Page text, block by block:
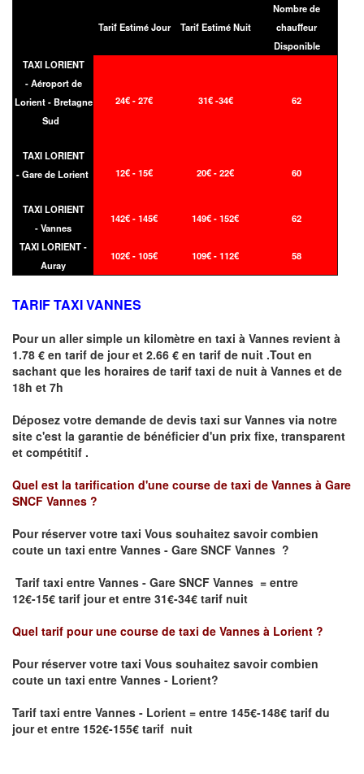
Tarif Estimé Jour Tarif Estimé Nuit
Nombre de
chauffeur
Disponible
TAXI LORIENT
- Aéroport de
Lorient - Bretagne
Sud
24€ - 27€ 31€ -34€ 62
TAXI LORIENT
- Gare de Lorient
12€ - 15€ 20€ - 22€ 60
TAXI LORIENT
- Vannes
142€ - 145€ 149€ - 152€ 62
TAXI LORIENT -
Auray
102€ - 105€ 109€ - 112€ 58
TARIF TAXI VANNES
Pour un aller simple un kilomètre en taxi à Vannes revient à
1.78 € en tarif de jour et 2.66 € en tarif de nuit .Tout en
sachant que les horaires de tarif taxi de nuit à Vannes et de
18h et 7h
Déposez votre demande de devis taxi surVannes via notre
site c'est la garantie de bénéficier d'un prix fixe, transparent
et compétitif .
Quel est la tarification d'une course de taxi de Vannes à Gare
SNCF Vannes ?
Pour réserver votre taxi Vous souhaitez savoircombien
coute un taxi entre Vannes - Gare SNCF Vannes ?
Tarif taxi entre Vannes - Gare SNCF Vannes = entre
12€-15€ tarif jour et entre 31€-34€ tarif nuit
Quel tarif pour une course de taxi de Vannes à Lorient ?
Pour réserver votre taxi Vous souhaitez savoircombien
coute un taxi entre Vannes - Lorient?
Tarif taxi entre Vannes - Lorient = entre 145€-148€ tarif du
jour et entre 152€-155€ tarif nuit